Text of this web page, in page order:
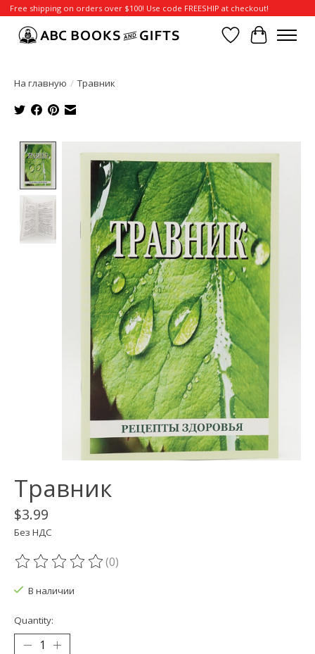
Free shipping on orders over $100! Use code FREESHIP at checkout!
Отложенные
Корзина
На главную / Травник
Product image slideshow Items
Травник
$3.99
Без НДС
The rating of this product is
(0)
В наличии
Quantity: